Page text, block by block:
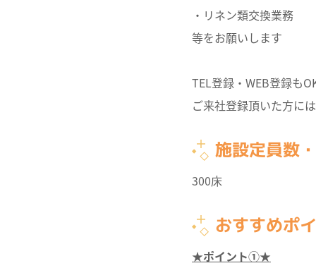
・リネン類交換業務
等をお願いします
TEL登録・WEB登録も
ご来社登録頂いた方には
施設定員数
300床
おすすめポ
★ポイント①★